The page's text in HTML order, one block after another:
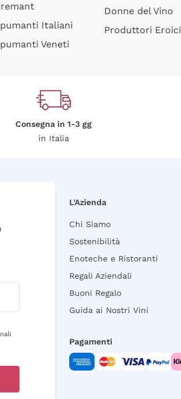
Italiani
Veneti
Donne del Vino
Produttori Eroici
Consegna in 1-3 gg
in Italia
L'Azienda
Chi Siamo
Sostenibilità
Enoteche e Ristoranti
Regali Aziendali
Buoni Regalo
Guida ai Nostri Vini
Pagamenti